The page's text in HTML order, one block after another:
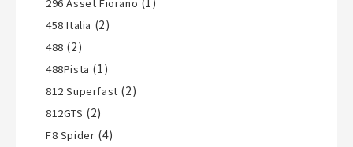
458 Italia (2)
488 (2)
488Pista (1)
812 Superfast (2)
812GTS (2)
F8 Spider (4)